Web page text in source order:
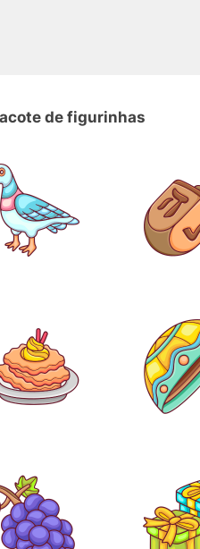
de figurinhas